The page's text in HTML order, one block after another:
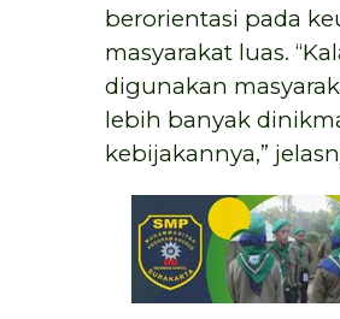
berorientasi pada
masyarakat luas.
digunakan
lebih banyak
kebijakannya,”